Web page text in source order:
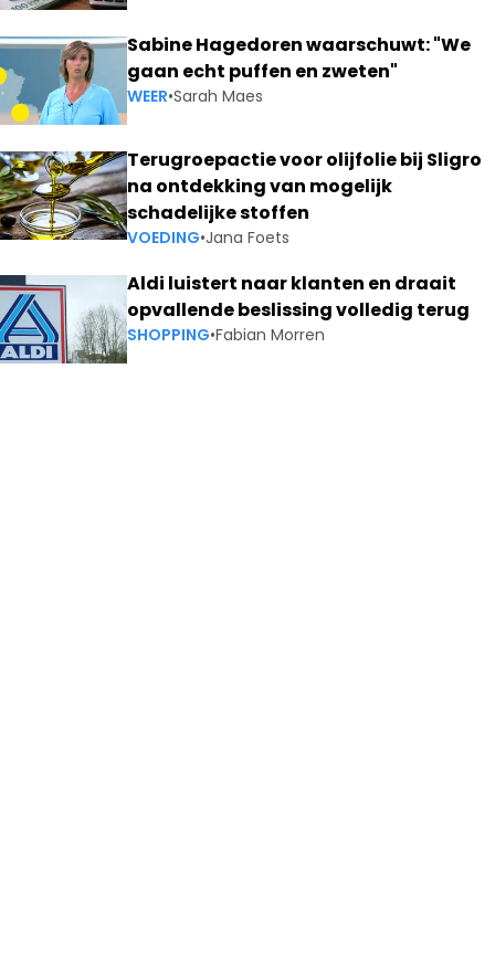
Sabine Hagedoren waarschuwt: "We
gaan echt puffen en zweten"
WEER•Sarah Maes
Terugroepactie voor olijfolie bij Sligro
na ontdekking van mogelijk
schadelijke stoffen
VOEDING•Jana Foets
Aldi luistert naar klanten en draait
opvallende beslissing volledig terug
SHOPPING•Fabian Morren